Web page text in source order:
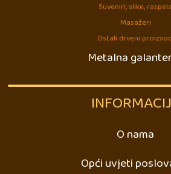
Suveniri, slike, raspela
Masažeri
Ostali drveni
Metalna
O nama
Opći uvjeti